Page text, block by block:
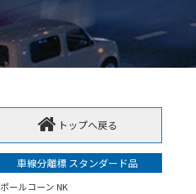
トップへ戻る
車線分離標 スタンダード品
ポールコーン NK